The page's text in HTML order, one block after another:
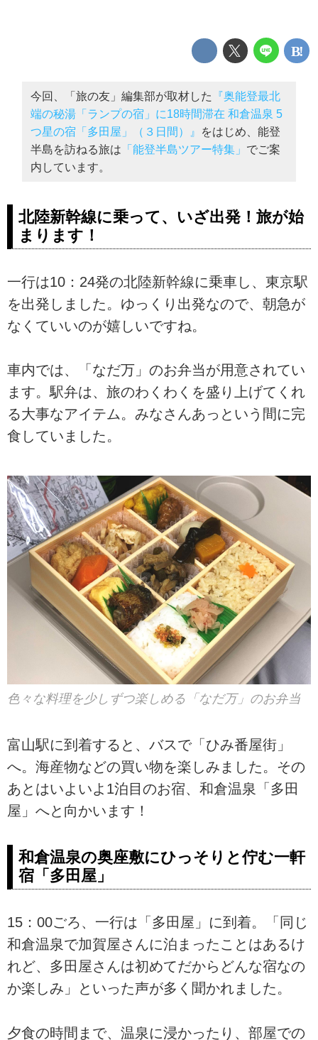
今回、「旅の友」編集部が取材した
『奥能登最北
端の秘湯「ランプの宿」に18時間滞在 和倉温泉 5
つ星の宿「多田屋」（３日間）』 をはじめ、能登
半島を訪ねる旅は 「能登半島ツアー特集」 でご案
内しています。
北陸新幹線に乗って、いざ出発！旅が始
まります！
一行は10：24発の北陸新幹線に乗車し、東京駅
を出発しました。ゆっくり出発なので、朝急が
なくていいのが嬉しいですね。
車内では、「なだ万」のお弁当が用意されてい
ます。駅弁は、旅のわくわくを盛り上げてくれ
る大事なアイテム。みなさんあっという間に完
食していました。
色々な料理を少しずつ楽しめる「なだ万」のお弁当
富山駅に到着すると、バスで「ひみ番屋街」
へ。海産物などの買い物を楽しみました。その
あとはいよいよ1泊目のお宿、和倉温泉「多田
屋」へと向かいます！
和倉温泉の奥座敷にひっそりと佇む一軒
宿「多田屋」
15：00ごろ、一行は「多田屋」に到着。「同じ
和倉温泉で加賀屋さんに泊まったことはあるけ
れど、多田屋さんは初めてだからどんな宿なの
か楽しみ」といった声が多く聞かれました。
夕食の時間まで、温泉に浸かったり、部屋での